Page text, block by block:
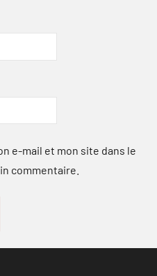
e-mail et mon site dans le
commentaire.